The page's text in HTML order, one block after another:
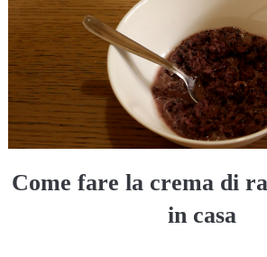
Come fare la crema di
in casa